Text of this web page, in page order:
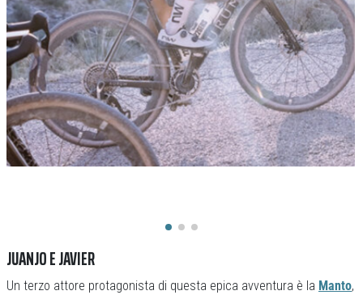
JUANJO E JAVIER
Un terzo attore protagonista di questa epica avventura è la Manto,